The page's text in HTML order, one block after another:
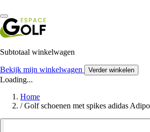
Subtotaal winkelwagen
Bekijk mijn winkelwagen Verder winkelen
Loading...
Home
/ Golf schoenen met spikes adidas